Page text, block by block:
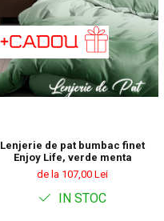
Lenjerie de pat bumbac finet
Enjoy Life, verde menta
de la 107,00 Lei
IN STOC